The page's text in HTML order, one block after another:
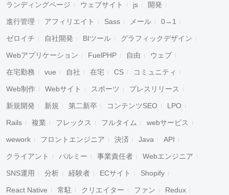
ランディングページ ウェブサイト js 開発
進行管理 アフィリエイト Sass メール 0→1
ゼロイチ 自社開発 BIツール グラフィックデザイン
Webアプリケーション FuelPHP 自由 ウェブ
在宅勤務 vue 自社 在宅 CS コミュニティ
Web制作 Webサイト スポーツ プレスリリース
新規開発 新規 第二新卒 コンテンツSEO LPO
Rails 複業 フレックス フルタイム webサービス
wework フロントエンジニア 決済 Java API
クライアント パルミー 事業責任者 Webエンジニア
SNS運用 分析 経験者 ECサイト Shopify
React Native 常駐 クリエイター ファン Redux